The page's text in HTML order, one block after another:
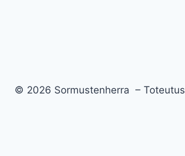
© 2026 Sormustenherra – Toteutus